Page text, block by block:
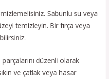
Sabunlu su veya
temizleyin. Bir fırça veya
parçalarını düzenli olarak
ve çatlak veya hasar